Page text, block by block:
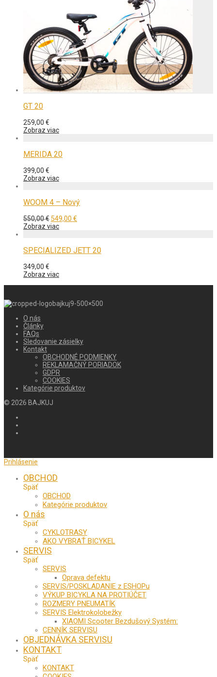
GT 20
259,00 €
Zobraz viac
MERIDA 20
399,00 €
Zobraz viac
WOOM 4 – Nový
550,00€ Pôvodná
cena
549,00 €
Zobraz viac
SPECIALIZED JETT 20
349,00 €
Zobraz viac
O nás
Články
FAQs
Sledovanie zásielky
Kontakt
OBCHODNÉ PODMIENKY
REKLAMAČNÝ PORIADOK
GDPR
COOKIES
Kategórie produktov
© 2026 BAJKUJ
Prihlásenie
OBCHOD
Späť
OBCHOD
Kategórie produktov
O nás
Späť
CYKLOTRASY
AKO VYBRAŤ BICYKEL
SERVIS
Späť
SERVIS
Oprava defektu
SERVIS/POSKLADANIE z ESHOPu
VÝKUP BICYKLA NA PROTIÚČET
ROZMERY PNEUMATÍK
SERVIS Elektrokolobežky
XIAOMI Scooter Bezdušový Systém:
CENNÍK SERVISU
OBJEDNÁVKA SERVISU
KONTAKT
Späť
KONTAKT